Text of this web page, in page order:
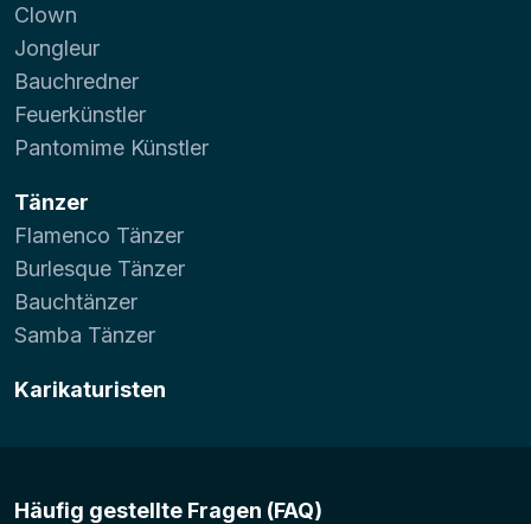
Clown
Jongleur
Bauchredner
Feuerkünstler
Pantomime Künstler
Tänzer
Flamenco Tänzer
Burlesque Tänzer
Bauchtänzer
Samba Tänzer
Karikaturisten
Häufig gestellte Fragen (FAQ)